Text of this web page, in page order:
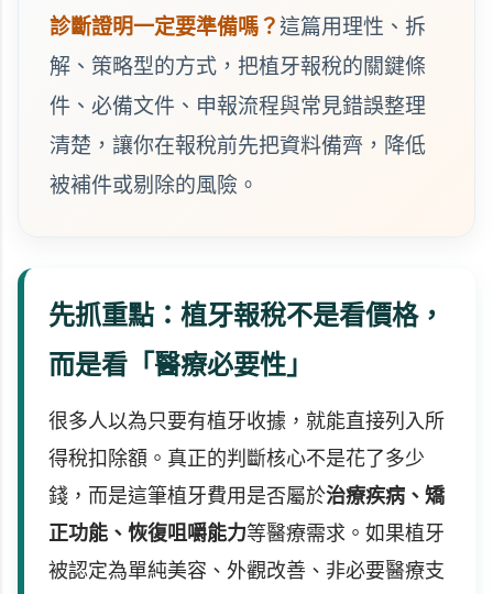
診斷證明一定要準備嗎？這篇用理性、拆
解、策略型的方式，把植牙報稅的關鍵條
件、必備文件、申報流程與常見錯誤整理
清楚，讓你在報稅前先把資料備齊，降低
被補件或剔除的風險。
先抓重點：植牙報稅不是看價格，
而是看「醫療必要性」
很多人以為只要有植牙收據，就能直接列入所
得稅扣除額。真正的判斷核心不是花了多少
錢，而是這筆植牙費用是否屬於治療疾病、矯
正功能、恢復咀嚼能力等醫療需求。如果植牙
被認定為單純美容、外觀改善、非必要醫療支